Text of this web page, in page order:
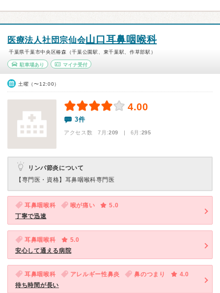
医療法人社団宗仙会山口耳鼻咽喉科
千葉県千葉市中央区椿森（千葉公園駅、東千葉駅、作草部駅）
駐車場あり マイナ受付
土曜（〜12:00）
4.00
3件
アクセス数 7月:209 | 6月:295
リンパ節炎について
【専門医・資格】 耳鼻咽喉科専門医
耳鼻咽喉科 喉が痛い
5.0
丁寧で迅速
耳鼻咽喉科
5.0
安心して通える病院
耳鼻咽喉科 アレルギー性鼻炎 鼻のつまり
4.0
待ち時間が長い